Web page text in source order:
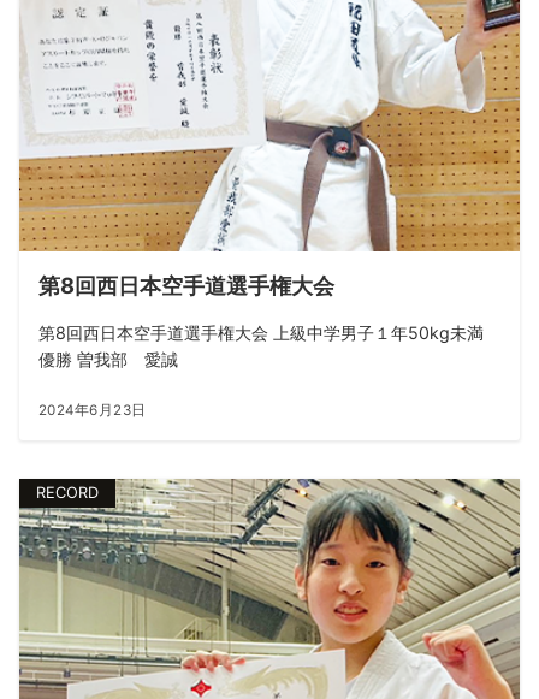
第8回西日本空手道選手権大会
第8回西日本空手道選手権大会 上級中学男子１年50kg未満
優勝 曽我部 愛誠
2024年6月23日
RECORD